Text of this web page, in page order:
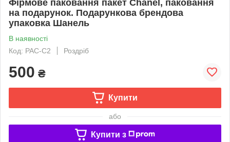
Фірмове паковання пакет Chanel, паковання
на подарунок. Подарункова брендова
упаковка Шанель
В наявності
Код: PAC-C2
Роздріб
500 ₴
Купити
або
Купити з